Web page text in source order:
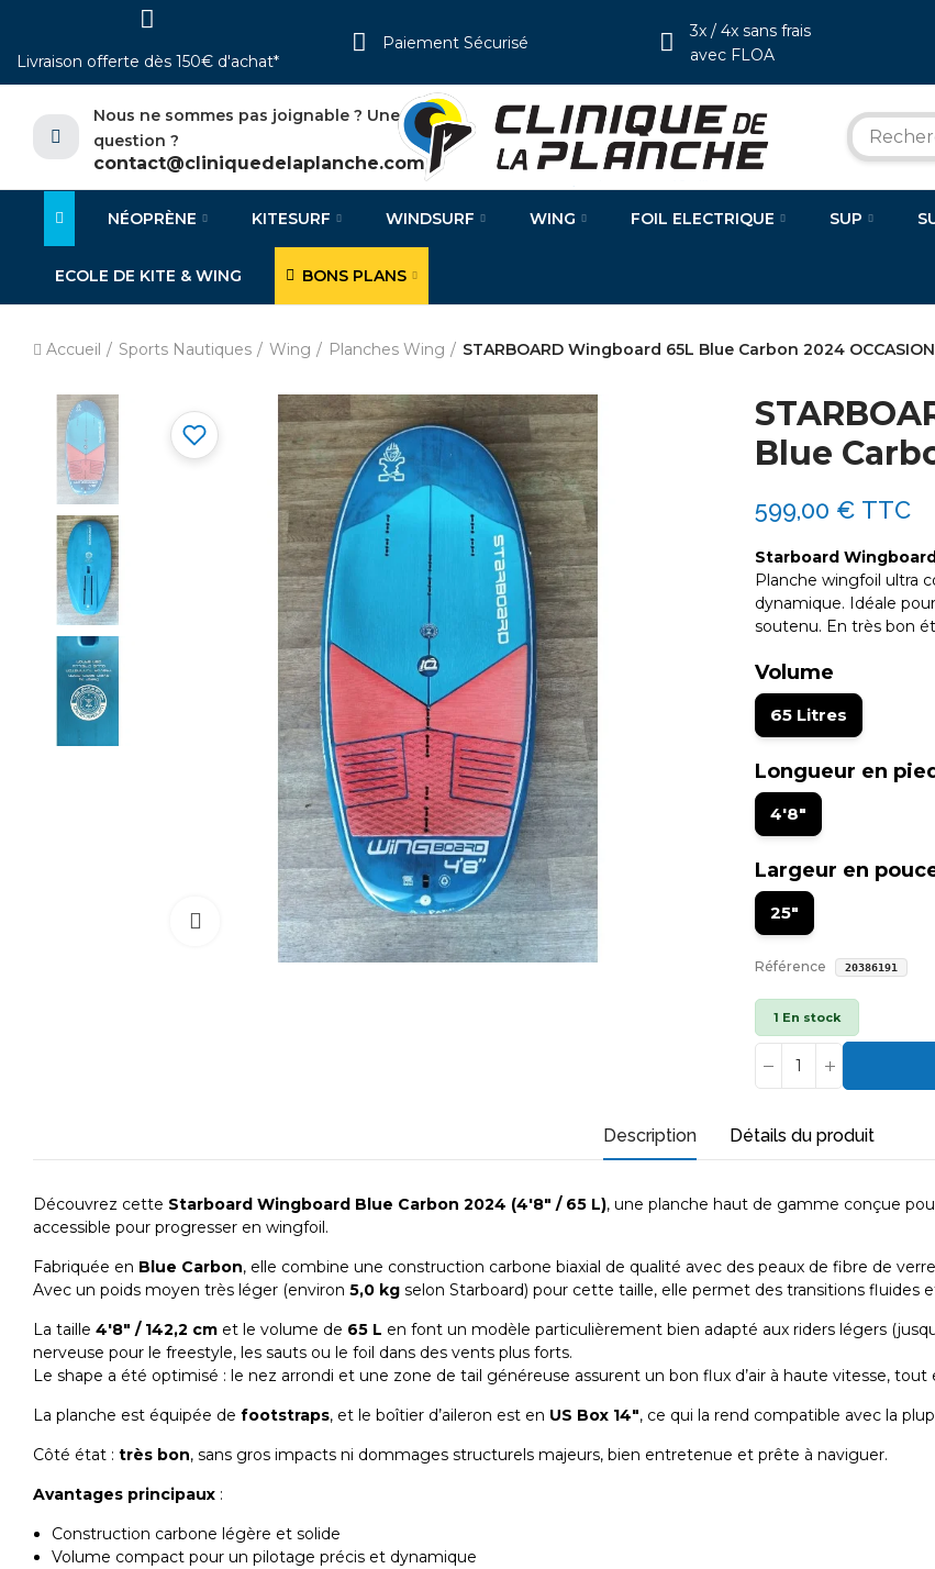
Livraison offerte dès 150€ d'achat*
Paiement Sécurisé
3x / 4x sans frais
avec FLOA
Nous ne sommes pas joignable ? Une
question ?
contact@cliniquedelaplanche.com
NÉOPRÈNE KITESURF WINDSURF WING FOIL ELECTRIQUE SUP
ECOLE DE KITE & WING BONS PLANS
Accueil Sports Nautiques Wing Planches Wing STARBOARD Wingboard 65L Blue Carbon 2024 OCCASION
Cliquez pour agrandir
Blue
599,00 € TTC
Starboard
Planche wingfoil ultra
dynamique. Idéale
soutenu. En très bon
Volume
65 Litres
Longueur en
4'8"
Largeur en
25"
Référence 20386191
1 En stock
Description Détails du produit
Découvrez cette Starboard Wingboard Blue Carbon 2024 (4'8″ / 65 L), une planche haut de gamme conçue
accessible pour progresser en wingfoil.
Fabriquée en Blue Carbon, elle combine une construction carbone biaxial de qualité avec des peaux de fibre de
Avec un poids moyen très léger (environ 5,0 kg selon Starboard) pour cette taille, elle permet des transitions fluides
La taille 4'8″ / 142,2 cm et le volume de 65 L en font un modèle particulièrement bien adapté aux riders légers
nerveuse pour le freestyle, les sauts ou le foil dans des vents plus forts.
Le shape a été optimisé : le nez arrondi et une zone de tail généreuse assurent un bon flux d’air à haute vitesse,
La planche est équipée de footstraps, et le boîtier d’aileron est en US Box 14″, ce qui la rend compatible avec la
Côté état : très bon, sans gros impacts ni dommages structurels majeurs, bien entretenue et prête à naviguer.
Avantages principaux :
Construction carbone légère et solide
Volume compact pour un pilotage précis et dynamique